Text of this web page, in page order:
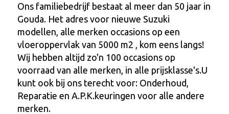
Ons familiebedrijf bestaat al meer dan 50 jaar in
Gouda. Het adres voor nieuwe Suzuki
modellen, alle merken occasions op een
vloeroppervlak van 5000 m2 , kom eens langs!
Wij hebben altijd zo'n 100 occasions op
voorraad van alle merken, in alle prijsklasse's.U
kunt ook bij ons terecht voor: Onderhoud,
Reparatie en A.P.K.keuringen voor alle andere
merken.